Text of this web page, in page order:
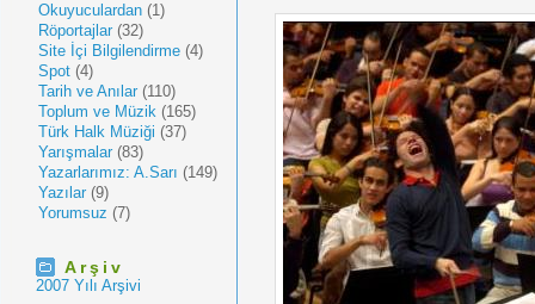
Okuyuculardan (1)
Röportajlar (32)
Site İçi Bilgilendirme (4)
Spot (4)
Tarih ve Anılar (110)
Toplum ve Müzik (165)
Türk Halk Müziği (37)
Yarışmalar (83)
Yazarlarımız: A.Sarı (149)
Yazılar (9)
Yorumsuz (7)
Arşiv
2007 Yılı Arşivi